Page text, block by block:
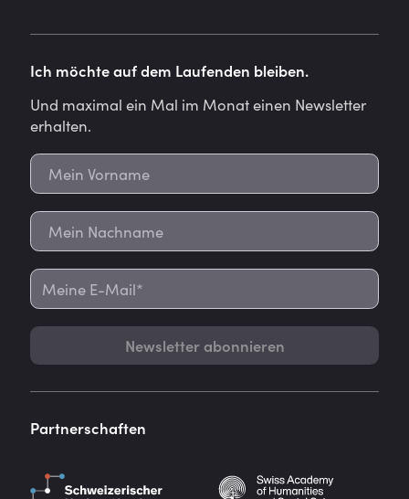
Ich möchte auf dem Laufenden bleiben.
Und maximal ein Mal im Monat einen Newsletter
erhalten.
Newsletter abonnieren
Partnerschaften